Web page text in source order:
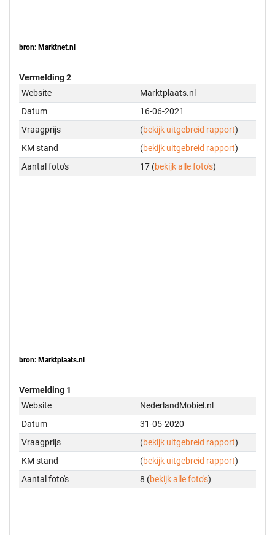
bron: Marktnet.nl
Vermelding 2
Website
Marktplaats.nl
Datum
16-06-2021
Vraagprijs
(bekijk uitgebreid rapport)
KM stand
(bekijk uitgebreid rapport)
Aantal foto's
17 (bekijk alle foto's)
bron: Marktplaats.nl
Vermelding 1
Website
NederlandMobiel.nl
Datum
31-05-2020
Vraagprijs
(bekijk uitgebreid rapport)
KM stand
(bekijk uitgebreid rapport)
Aantal foto's
8 (bekijk alle foto's)